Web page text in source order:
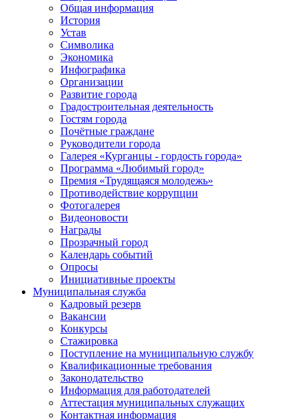
Общая информация
История
Устав
Символика
Экономика
Инфографика
Организации
Развитие города
Градостроительная деятельность
Гостям города
Почётные граждане
Руководители города
Галерея «Курганцы - гордость города»
Программа «Любимый город»
Премия «Трудящаяся молодежь»
Противодействие коррупции
Фотогалерея
Видеоновости
Награды
Прозрачный город
Календарь событий
Опросы
Инициативные проекты
Муниципальная служба
Кадровый резерв
Вакансии
Конкурсы
Стажировка
Поступление на муниципальную службу
Квалификационные требования
Законодательство
Информация для работодателей
Аттестация муниципальных служащих
Контактная информация